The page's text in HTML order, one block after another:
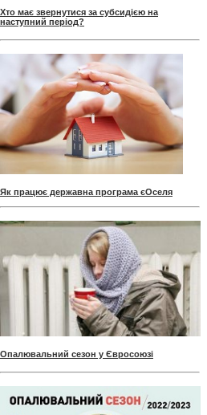
Хто має звернутися за субсидією на
наступний період?
Як працює державна програма єОселя
Опалювальний сезон у Євросоюзі